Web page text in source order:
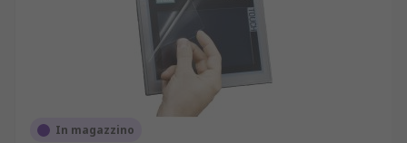
In magazzino